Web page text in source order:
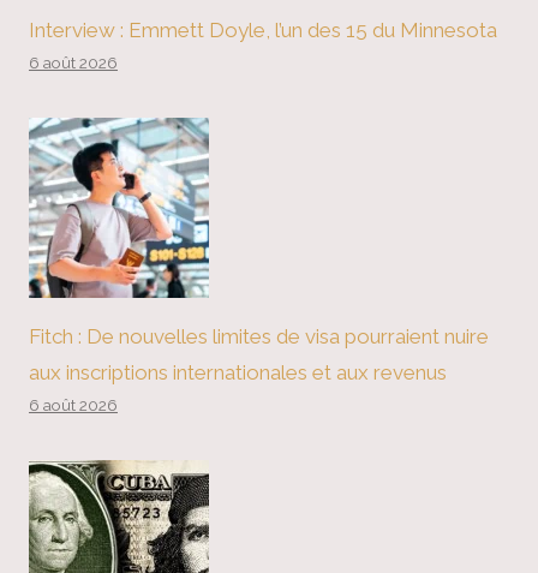
Interview : Emmett Doyle, l’un des 15 du Minnesota
6 août 2026
Fitch : De nouvelles limites de visa pourraient nuire
aux inscriptions internationales et aux revenus
6 août 2026